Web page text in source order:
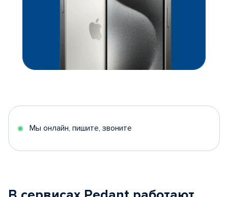
Мы онлайн, пишите, звоните